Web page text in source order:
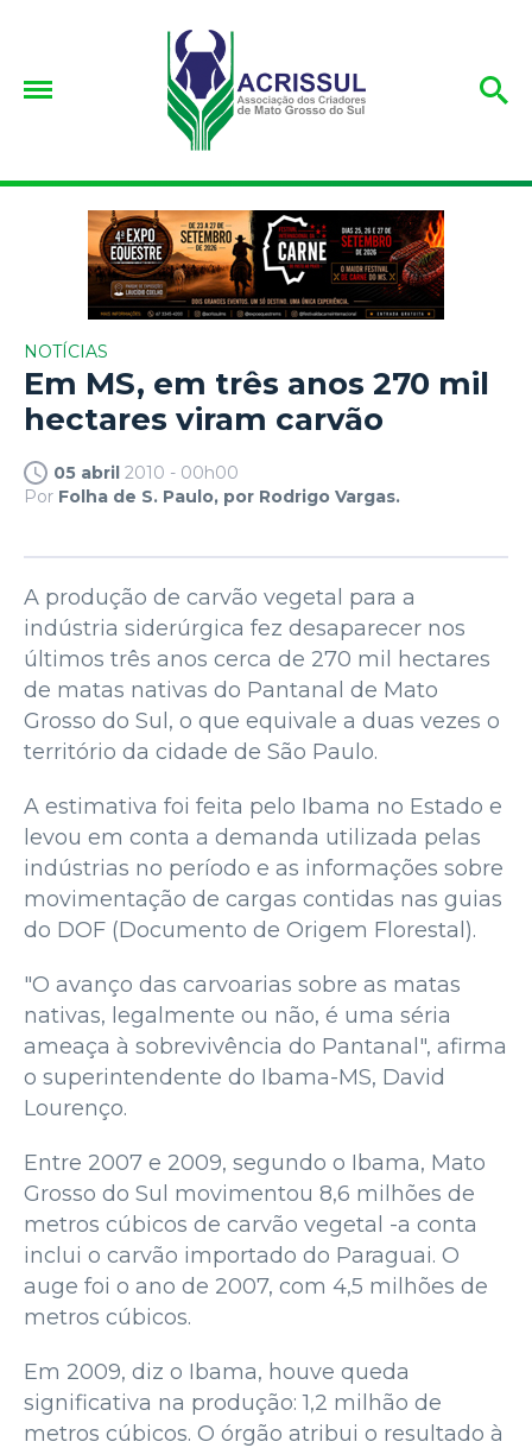
NOTÍCIAS
Em MS, em três anos 270 mil
hectares viram carvão
05 abril 2010 - 00h00
Por Folha de S. Paulo, por Rodrigo Vargas.
A produção de carvão vegetal para a
indústria siderúrgica fez desaparecer nos
últimos três anos cerca de 270 mil hectares
de matas nativas do Pantanal de Mato
Grosso do Sul, o que equivale a duas vezes o
território da cidade de São Paulo.
A estimativa foi feita pelo Ibama no Estado e
levou em conta a demanda utilizada pelas
indústrias no período e as informações sobre
movimentação de cargas contidas nas guias
do DOF (Documento de Origem Florestal).
"O avanço das carvoarias sobre as matas
nativas, legalmente ou não, é uma séria
ameaça à sobrevivência do Pantanal", afirma
o superintendente do Ibama-MS, David
Lourenço.
Entre 2007 e 2009, segundo o Ibama, Mato
Grosso do Sul movimentou 8,6 milhões de
metros cúbicos de carvão vegetal -a conta
inclui o carvão importado do Paraguai. O
auge foi o ano de 2007, com 4,5 milhões de
metros cúbicos.
Em 2009, diz o Ibama, houve queda
significativa na produção: 1,2 milhão de
metros cúbicos. O órgão atribui o resultado à